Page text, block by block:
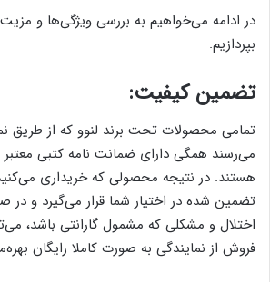
در ادامه می‌خواهیم به بررسی ویژگی‌ها و
بپردازیم.
تضمین کیفیت:
تمامی محصولات تحت برند لنوو که از طریق
می‌رسند همگی دارای ضمانت نامه کتبی
هستند. در نتیجه محصولی که خریداری
تضمین شده در اختیار شما قرار می‌گیرد و در
اختلال و مشکلی که مشمول گارانتی باشد،
فروش از نمایندگی به صورت کاملا رایگان